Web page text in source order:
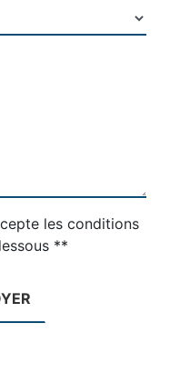
les conditions
**